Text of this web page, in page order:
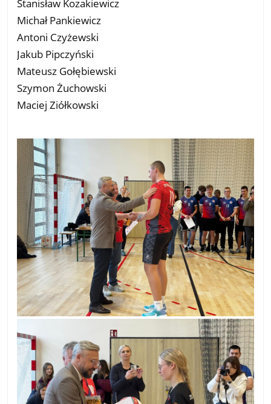
Stanisław Kozakiewicz
Michał Pankiewicz
Antoni Czyżewski
Jakub Pipczyński
Mateusz Gołębiewski
Szymon Żuchowski
Maciej Ziółkowski